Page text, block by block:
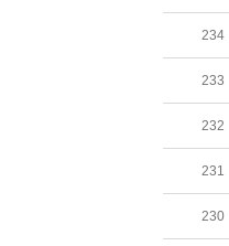
234
233
232
231
230